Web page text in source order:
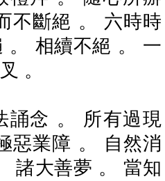
不斷絕 。 六時時
。 相續不絕 。 一
。
誦念 。 所有過現
惡業障 。 自然消
諸大善夢 。 當知